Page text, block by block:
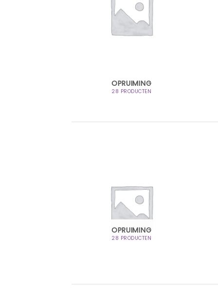
OPRUIMING
28 PRODUCTEN
OPRUIMING
28 PRODUCTEN